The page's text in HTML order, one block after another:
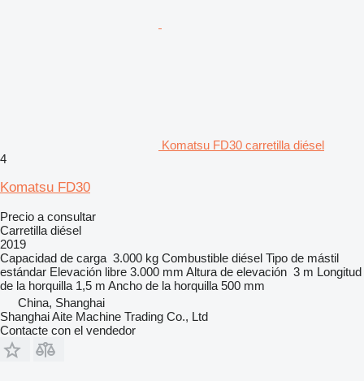
Komatsu FD30 carretilla diésel
4
Komatsu FD30
Precio a consultar
Carretilla diésel
2019
Capacidad de carga 3.000 kg Combustible diésel Tipo de mástil
estándar Elevación libre 3.000 mm Altura de elevación 3 m Longitud
de la horquilla 1,5 m Ancho de la horquilla 500 mm
China, Shanghai
Shanghai Aite Machine Trading Co., Ltd
Contacte con el vendedor